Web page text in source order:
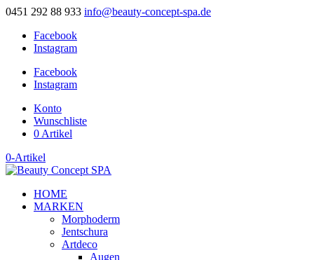
0451 292 88 933 info@beauty-concept-spa.de
Facebook
Instagram
Facebook
Instagram
Konto
Wunschliste
0 Artikel
0-Artikel
HOME
MARKEN
Morphoderm
Jentschura
Artdeco
Augen